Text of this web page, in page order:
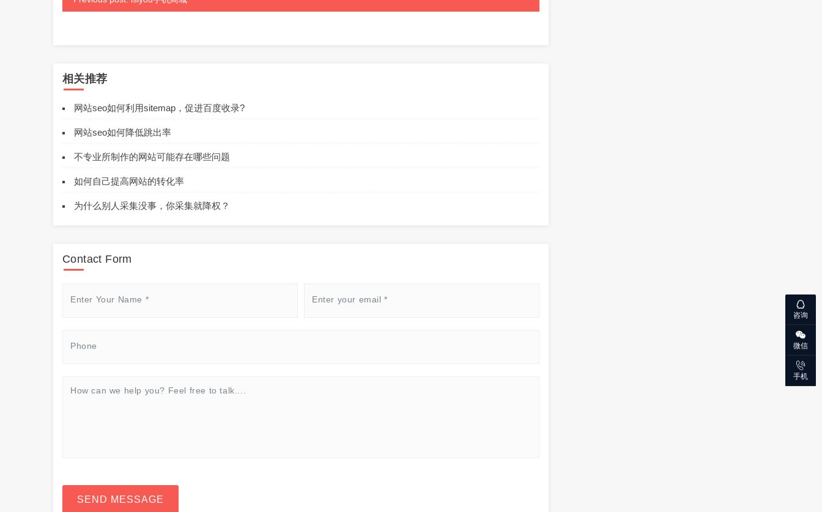
相关推荐
网站seo如何利用sitemap，促进百度收录?
网站seo如何降低跳出率
不专业所制作的网站可能存在哪些问题
如何自己提高网站的转化率
为什么别人采集没事，你采集就降权？
Contact Form
SEND MESSAGE
咨询
微信
手机